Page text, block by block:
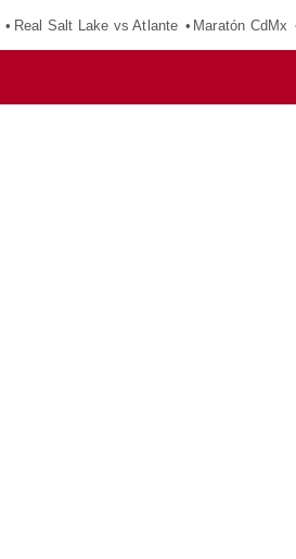
Real Salt Lake vs Atlante Maratón CdMx